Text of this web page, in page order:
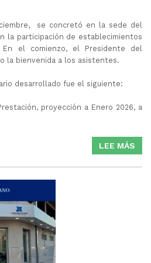
se concretó en la sede del
la participación de establecimientos
el comienzo, el Presidente del
la bienvenida a los asistentes.
desarrollado fue el siguiente:
proyección a Enero 2026, a
LEE MÁS